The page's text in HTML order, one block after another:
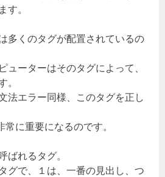
す。
多くのタグが配置されているの
ューターはそのタグによって、
。
法エラー同様、このタグを正し
常に重要になるのです。
ばれるタグ。
グで、１は、一番の見出し、つ